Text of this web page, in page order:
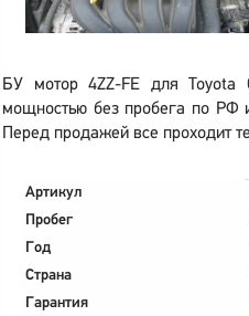
БУ мотор 4ZZ-FE для Toyota
мощностью без пробега по РФ
Перед продажей все проходит
Артикул
Пробег
Год
Страна
Гарантия